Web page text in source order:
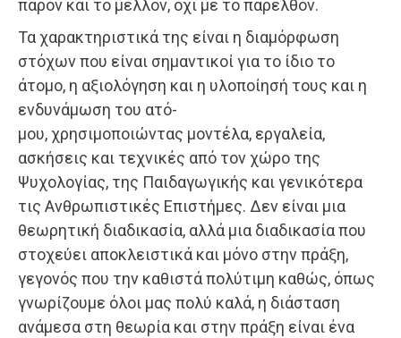
παρόν και το μέλλον, όχι με το παρελθόν.
Τα χαρακτηριστικά της είναι η διαμόρφωση
στόχων που είναι σημαντικοί για το ίδιο το
άτομο, η αξιολόγηση και η υλοποίησή τους και η
ενδυνάμωση του ατό-
μου, χρησιμοποιώντας μοντέλα, εργαλεία,
ασκήσεις και τεχνικές από τον χώρο της
Ψυχολογίας, της Παιδαγωγικής και γενικότερα
τις Ανθρωπιστικές Επιστήμες. Δεν είναι μια
θεωρητική διαδικασία, αλλά μια διαδικασία που
στοχεύει αποκλειστικά και μόνο στην πράξη,
γεγονός που την καθιστά πολύτιμη καθώς, όπως
γνωρίζουμε όλοι μας πολύ καλά, η διάσταση
ανάμεσα στη θεωρία και στην πράξη είναι ένα